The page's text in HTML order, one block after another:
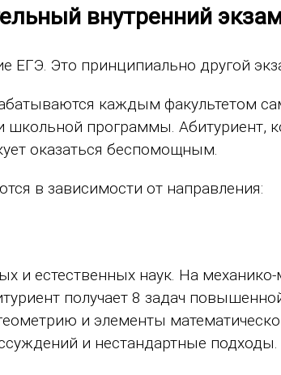
внутренний
ЕГЭ. Это принципиально другой
каждым факультетом
школьной программы. Абитуриент,
оказаться беспомощным.
в зависимости от направления:
и естественных наук. На механико-
получает 8 задач
и элементы
и нестандартные подходы.